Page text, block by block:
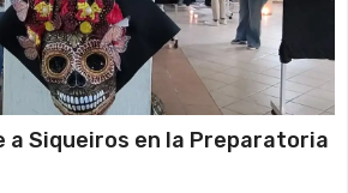
a Siqueiros en la Preparatoria